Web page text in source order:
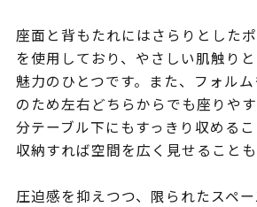
座面と背もたれにはさらりとした
を使用しており、やさしい肌触り
魅力のひとつです。また、フォル
のため左右どちらからでも座りや
分テーブル下にもすっきり収めるこ
収納すれば空間を広く見せることも
圧迫感を抑えつつ、限られたスペ